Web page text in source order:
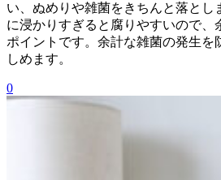
い、ぬめりや雑菌をきちんと落とし
に浸かりすぎると腐りやすいので、
ポイントです。余計な雑菌の発生を
しめます。
0